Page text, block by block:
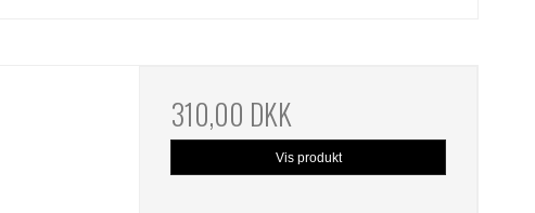
310,00 DKK
Vis produkt